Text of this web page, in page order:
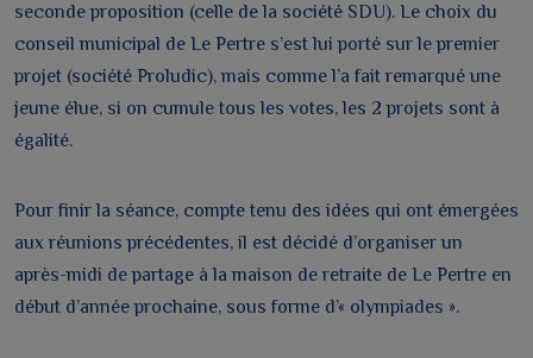
seconde proposition (celle de la société SDU). Le choix du
conseil municipal de Le Pertre s’est lui porté sur le premier
projet (société Proludic), mais comme l’a fait remarqué une
jeune élue, si on cumule tous les votes, les 2 projets sont à
égalité.
Pour finir la séance, compte tenu des idées qui ont émergées
aux réunions précédentes, il est décidé d’organiser un
après-midi de partage à la maison de retraite de Le Pertre en
début d’année prochaine, sous forme d’« olympiades ».